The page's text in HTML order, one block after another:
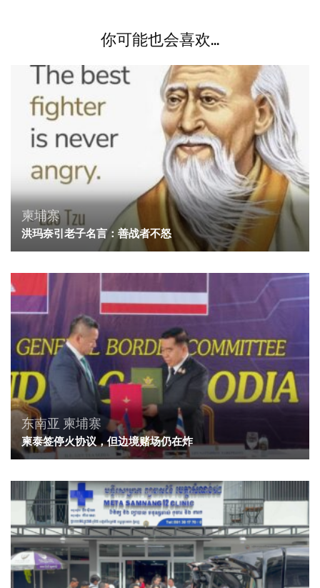
你可能也会喜欢...
柬埔寨
洪玛奈引老子名言：善战者不怒
东南亚 柬埔寨
柬泰签停火协议，但边境赌场仍在炸